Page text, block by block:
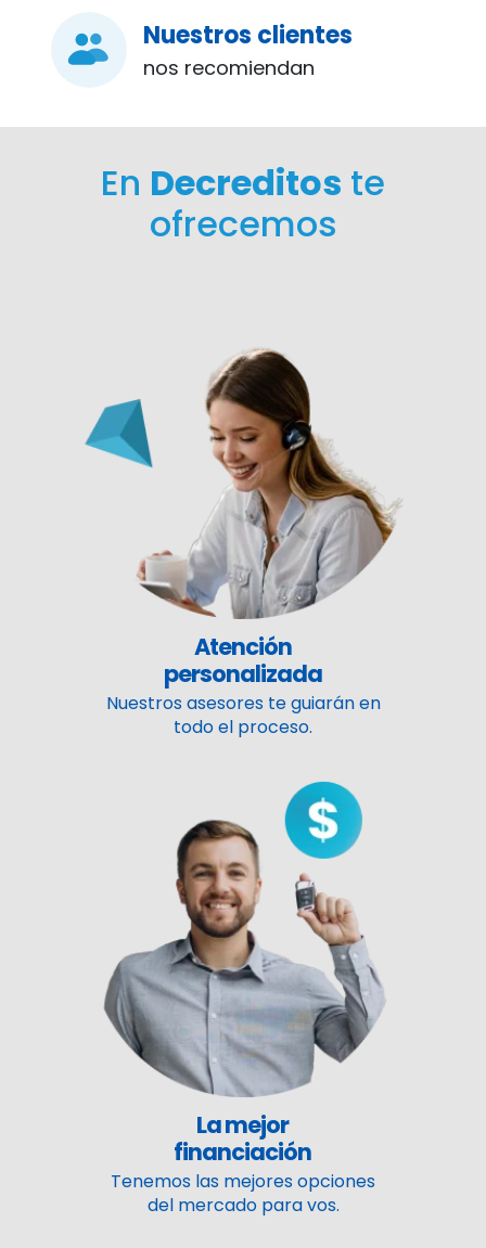
Nuestros clientes
nos recomiendan
En Decreditos te
ofrecemos
Atención
personalizada
Nuestros asesores te guiarán en
todo el proceso.
La mejor
financiación
Tenemos las mejores opciones
del mercado para vos.